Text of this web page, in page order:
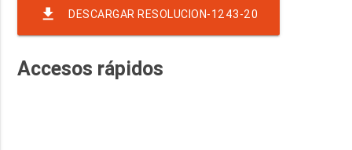
file_download DESCARGAR RESOLUCION-1243-20
Accesos rápidos